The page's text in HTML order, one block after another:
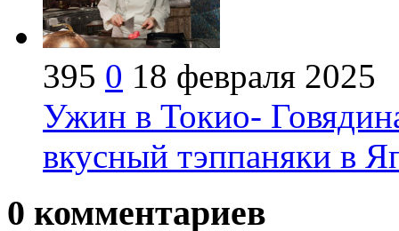
395 0 18 февраля 2025
Ужин в Токио-
вкусный тэппаняки в
0 комментариев